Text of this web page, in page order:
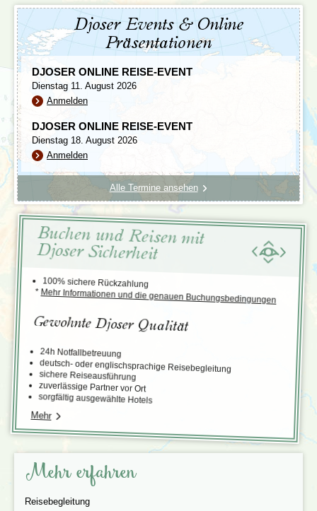
Djoser Events & Online
Präsentationen
DJOSER ONLINE REISE-EVENT
Dienstag 11. August 2026
Anmelden
DJOSER ONLINE REISE-EVENT
Dienstag 18. August 2026
Anmelden
Alle Termine ansehen
Buchen und Reisen mit
Djoser Sicherheit
100% sichere Rückzahlung
*Mehr Informationen und die genauen Buchungsbedingungen
Gewohnte Djoser Qualität
24h Notfallbetreuung
deutsch- oder englischsprachige Reisebegleitung
sichere Reiseausführung
zuverlässige Partner vor Ort
sorgfältig ausgewählte Hotels
Mehr
Mehr erfahren
Reisebegleitung